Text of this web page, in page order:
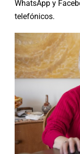
WhatsApp y
telefónicos.